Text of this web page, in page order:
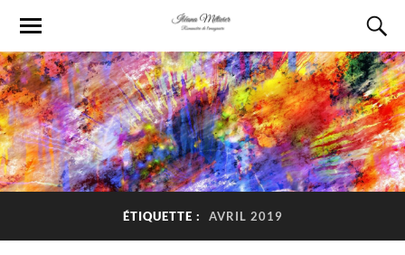
ÉTIQUETTE : AVRIL 2019